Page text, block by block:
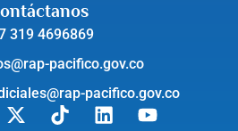
319 4696869
pacifico.gov.co
pacifico.gov.co